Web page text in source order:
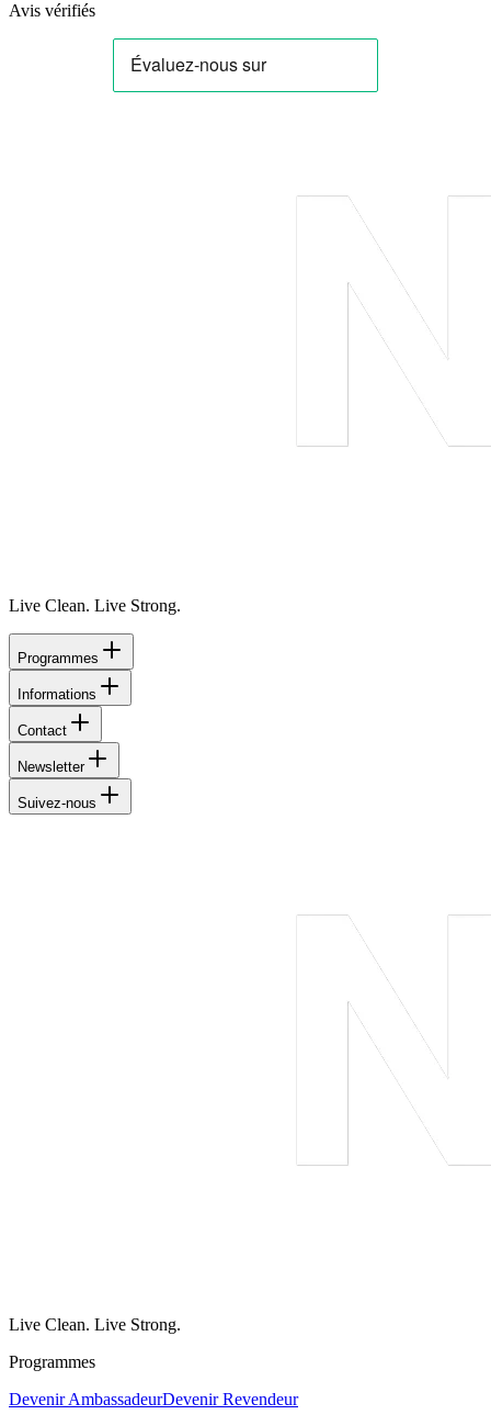
Avis vérifiés
Live Clean. Live Strong.
Programmes
Informations
Contact
Newsletter
Suivez-nous
Live Clean. Live Strong.
Programmes
Devenir AmbassadeurDevenir Revendeur